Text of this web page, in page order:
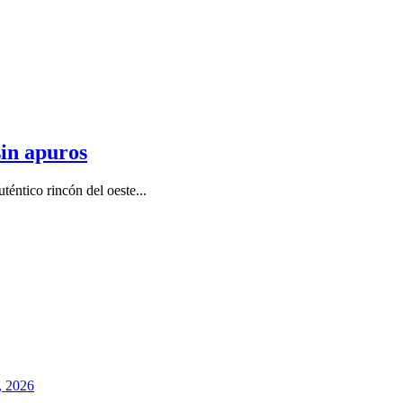
apuros
rincón del oeste...
2026